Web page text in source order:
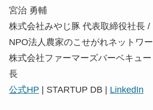
宮治 勇輔
株式会社みやじ豚 代表取締役社長 /
NPO法人農家のこせがれネットワ
株式会社ファーマーズバーベキュ
長
公式HP | STARTUP DB | LinkedIn